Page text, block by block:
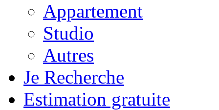
Appartement
Studio
Autres
Je Recherche
Estimation gratuite